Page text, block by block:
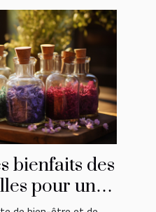
bienfaits des
pour une